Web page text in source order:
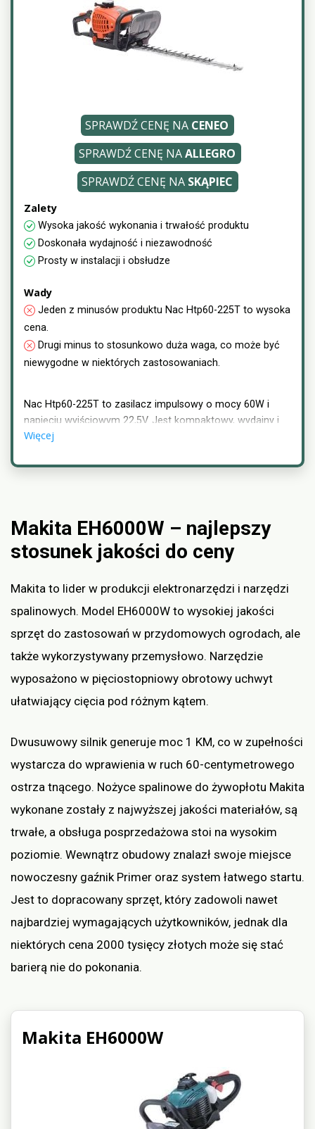
Zalety
Wysoka jakość wykonania i trwałość produktu
Doskonała wydajność i niezawodność
Prosty w instalacji i obsłudze
Wady
Jeden z minusów produktu Nac Htp60-225T to wysoka
cena.
Drugi minus to stosunkowo duża waga, co może być
niewygodne w niektórych zastosowaniach.
Nac Htp60-225T to zasilacz impulsowy o mocy 60W i
napięciu wyjściowym 22,5V. Jest kompaktowy, wydajny i
posiada zabezpieczenia przed przepięciami i
domowych.
Więcej
SPRAWDŹ CENĘ NA CENEO
SPRAWDŹ CENĘ NAALLEGRO
SPRAWDŹ CENĘ NA SKĄPIEC
Makita EH6000W – najlepszy
stosunek jakości do ceny
Makita to lider w produkcji elektronarzędzi i narzędzi
spalinowych. Model EH6000W to wysokiej jakości
sprzęt do zastosowań w przydomowych ogrodach, ale
także wykorzystywany przemysłowo. Narzędzie
wyposażono w pięciostopniowy obrotowy uchwyt
ułatwiający cięcia pod różnym kątem.
Dwusuwowy silnik generuje moc 1 KM, co w zupełności
wystarcza do wprawienia w ruch 60-centymetrowego
ostrza tnącego. Nożyce spalinowe do żywopłotu Makita
wykonane zostały z najwyższej jakości materiałów, są
trwałe, a obsługa posprzedażowa stoi na wysokim
poziomie. Wewnątrz obudowy znalazł swoje miejsce
nowoczesny gaźnik Primer oraz system łatwego startu.
Jest to dopracowany sprzęt, który zadowoli nawet
najbardziej wymagających użytkowników, jednak dla
niektórych cena 2000 tysięcy złotych może się stać
barierą nie do pokonania.
Makita EH6000W